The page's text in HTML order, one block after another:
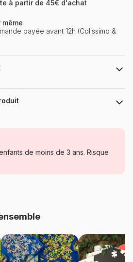
à partir de 45€ d'achat
même
payée avant 12h (Colissimo &
: ca. 67 x 49 cm
Puzzles - Hommes et Femmes
Eurographics-6000-1133
628136611336
de moins de 3 ans. Risque